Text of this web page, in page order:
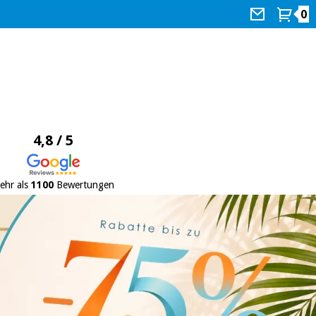
0
4,8 / 5
als1100 Bewertungen